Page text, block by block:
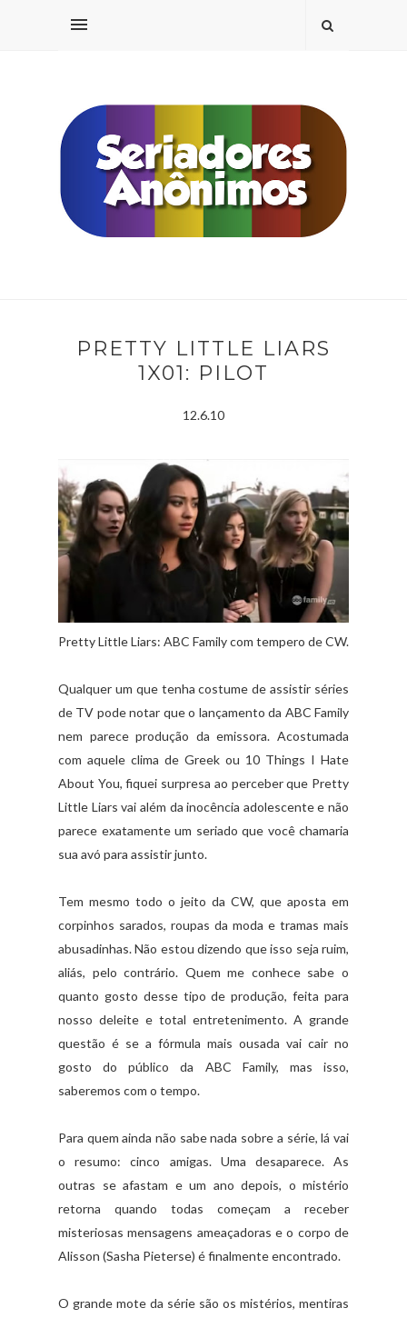
PRETTY LITTLE LIARS
1X01: PILOT
12.6.10
Pretty Little Liars: ABC Family com tempero de CW.
Qualquer um que tenha costume de assistir séries
de TV pode notar que o lançamento da ABC Family
nem parece produção da emissora. Acostumada
com aquele clima de Greek ou 10 Things I Hate
About You, fiquei surpresa ao perceber que Pretty
Little Liars vai além da inocência adolescente e não
parece exatamente um seriado que você chamaria
sua avó para assistir junto.
Tem mesmo todo o jeito da CW, que aposta em
corpinhos sarados, roupas da moda e tramas mais
abusadinhas. Não estou dizendo que isso seja ruim,
aliás, pelo contrário. Quem me conhece sabe o
quanto gosto desse tipo de produção, feita para
nosso deleite e total entretenimento. A grande
questão é se a fórmula mais ousada vai cair no
gosto do público da ABC Family, mas isso,
saberemos com o tempo.
Para quem ainda não sabe nada sobre a série, lá vai
o resumo: cinco amigas. Uma desaparece. As
outras se afastam e um ano depois, o mistério
retorna quando todas começam a receber
misteriosas mensagens ameaçadoras e o corpo de
Alisson (Sasha Pieterse) é finalmente encontrado.
O grande mote da série são os mistérios, mentiras